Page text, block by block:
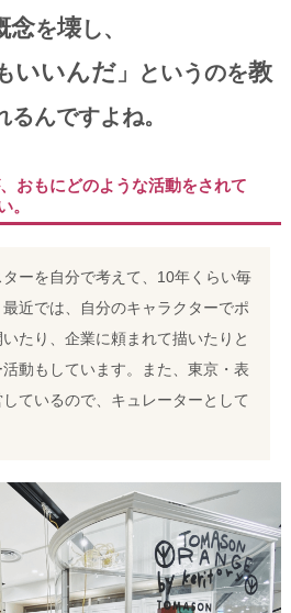
念を壊し、
いいんだ 」というのを教
るんですよね。
おもにどのような活動をされて
。
ーを自分で考えて、10年くらい毎
近では、自分のキャラクターでポ
たり、企業に頼まれて描いたりと
動もしています。また、東京・表
ているので、キュレーターとして